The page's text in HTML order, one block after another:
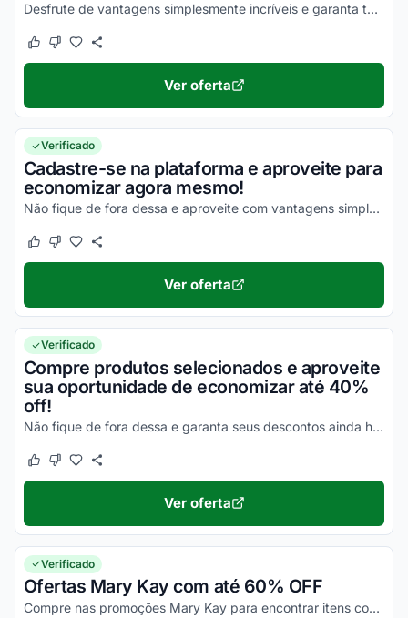
Desfrute de vantagens simplesmente incríveis e garanta todos os seus descontos!
Este cupom funcionou
Este cupom não funcionou
Ver oferta
Verificado
Cadastre-se na plataforma e aproveite para
economizar agora mesmo!
Não fique de fora dessa e aproveite com vantagens simplesmente incríveis em todas as suas compras!
Este cupom funcionou
Este cupom não funcionou
Ver oferta
Verificado
Compre produtos selecionados e aproveite
sua oportunidade de economizar até 40%
off!
Não fique de fora dessa e garanta seus descontos ainda hoje!
Este cupom funcionou
Este cupom não funcionou
Ver oferta
Verificado
Ofertas Mary Kay com até 60% OFF
Compre nas promoções Mary Kay para encontrar itens com a maior economia!